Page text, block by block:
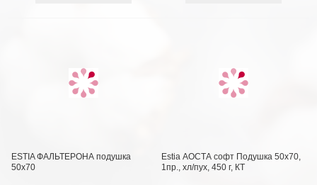
ESTIA ФАЛЬТЕРОНА подушка
50х70
Estia АОСТА софт Подушка 50х70,
1пр., хл/пух, 450 г, КТ